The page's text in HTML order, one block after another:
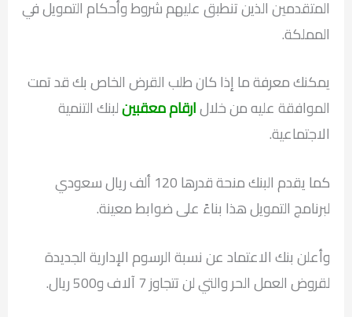
المتقدمين الذين تنطبق عليهم شروط وأحكام التمويل في
المملكة.
يمكنك معرفة ما إذا كان طلب القرض الخاص بك قد تمت
الموافقة عليه من خلالارقام معقبينلبنك التنمية
الاجتماعية.
كما يقدم البنك منحة قدرها 120 ألف ريال سعودي
لبرنامج التمويل هذا بناءً على ضوابط معينة.
وأعلن بنك الاعتماد عن نسبة الرسوم الإدارية الجديدة
لقروض العمل الحر والتي لن تتجاوز 7 آلاف و500 ريال.